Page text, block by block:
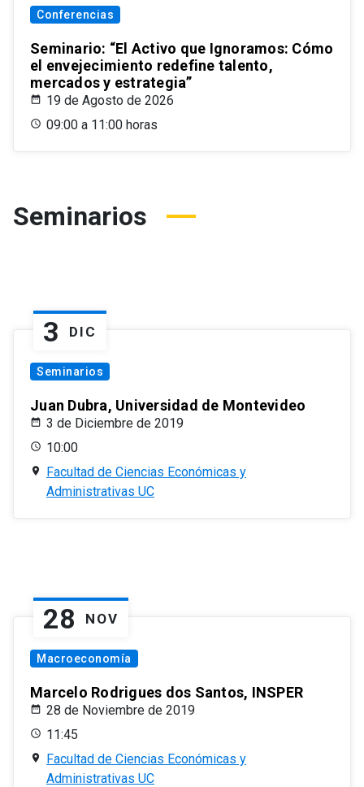
Conferencias
Seminario: “El Activo que Ignoramos: Cómo
el envejecimiento redefine talento,
mercados y estrategia”
19 de Agosto de 2026
09:00 a 11:00 horas
Seminarios
3 DIC
Seminarios
Juan Dubra, Universidad de Montevideo
3 de Diciembre de 2019
10:00
Facultad de Ciencias Económicas y
Administrativas UC
28 NOV
Macroeconomía
Marcelo Rodrigues dos Santos, INSPER
28 de Noviembre de 2019
11:45
Facultad de Ciencias Económicas y
Administrativas UC